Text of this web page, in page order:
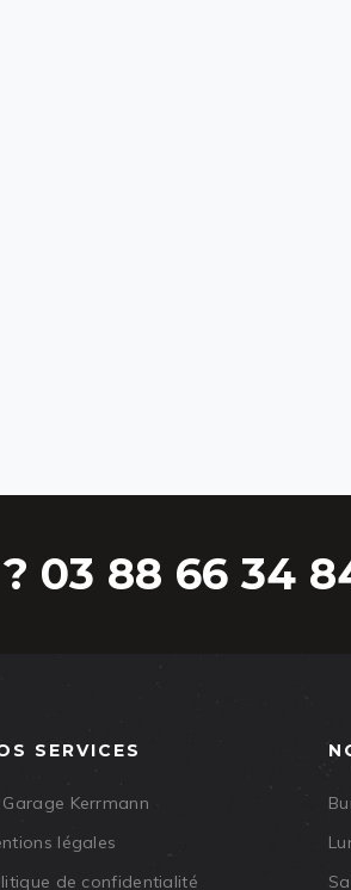
03 88 66 34
SERVICES
Garage Kerrmann
légales
de confidentialité